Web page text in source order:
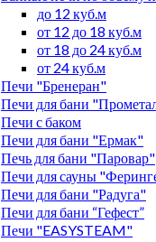
до 12 куб.м
от 12 до 18 куб.м
от 18 до 24 куб.м
от 24 куб.м
Печи "Бренеран"
Печи для бани
Печи с баком
Печи для бани "Ермак"
Печь для бани "Паровар"
Печи для сауны
Печи для бани "Радуга"
Печи для бани “Гефест”
Печи "EASYSTEAM"